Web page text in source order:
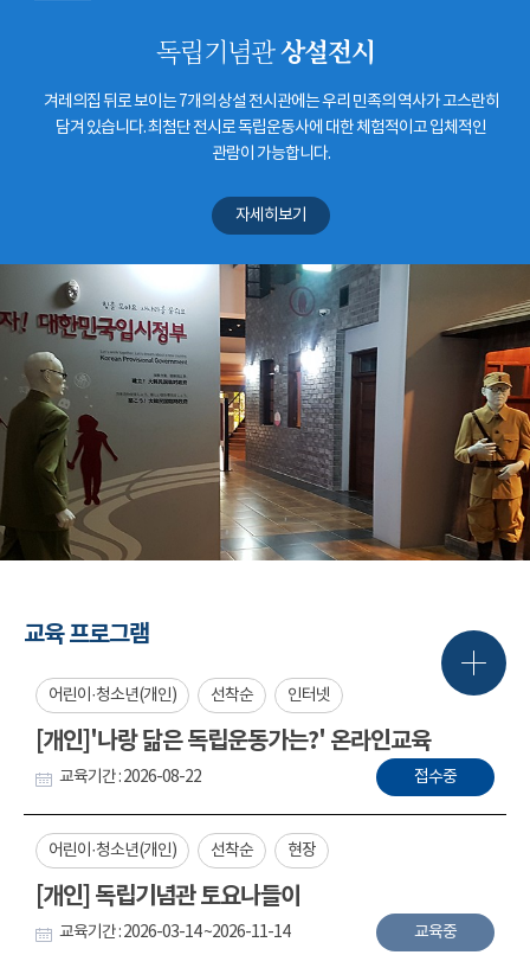
독립기념관상설전시
겨레의집 뒤로 보이는 7개의 상설 전시관에는 우리 민족의 역사가 고스란히
담겨 있습니다. 최첨단 전시로 독립운동사에 대한 체험적이고 입체적인
관람이 가능합니다.
자세히보기
교육 프로그램
어린이·청소년(개인) 선착순 인터넷
[개인]'나랑 닮은 독립운동가는?' 온라인교육
교육기간 : 2026-08-22 접수중
어린이·청소년(개인) 선착순 현장
[개인] 독립기념관 토요나들이
교육기간 : 2026-03-14 ~2026-11-14 교육중